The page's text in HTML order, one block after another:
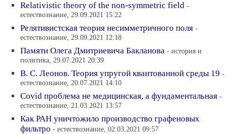
Relativistic theory of the non-symmetric field -
естествознание, 29.09.2021 15:22
Релятивистская теория несимметричного поля -
естествознание, 29.09.2021 12:18
Памяти Олега Дмитриевича Бакланова - история и
политика, 29.07.2021 20:39
В. С. Леонов. Теория упругой квантованной среды 19 -
естествознание, 20.07.2021 14:10
Covid проблема не медицинская, а фундаментальная -
естествознание, 21.03.2021 13:57
Как РАН уничтожило производство графеновых
фильтро - естествознание, 02.03.2021 09:57